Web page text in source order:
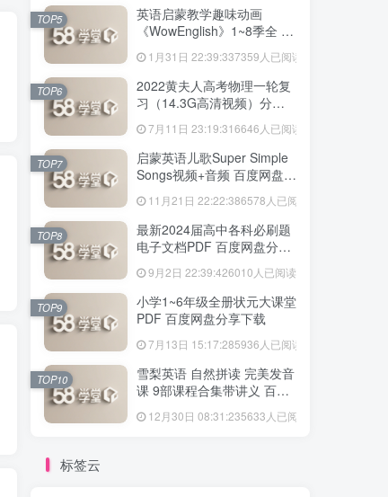
英语启蒙教学趣味动画
《WowEnglish》1~8季全 百
1月31日 22:39:337359人已阅读
TOP5
2022黄夫人高考物理一轮复
习（14.3G高清视频）分享
7月11日 23:19:316646人已阅读
TOP6
启蒙英语儿歌Super Simple
Songs视频+音频 百度网盘分
享下载
11月21日 22:22:386578人已阅读
TOP7
最新2024届高中各科必刷题
电子文档PDF 百度网盘分享
下载9月2日 22:39:426010人已阅读
TOP8
小学1~6年级全册状元大课堂
PDF 百度网盘分享下载
7月13日 15:17:285936人已阅读
TOP9
雪梨英语 自然拼读 完美发音
课 9部课程合集带讲义 百度
网盘分享
12月30日 08:31:235633人已阅读
TOP10
标签云